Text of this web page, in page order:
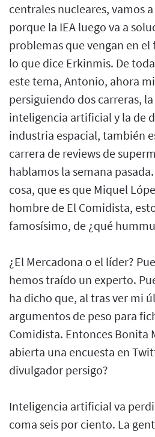
centrales nucleares, vamos
porque la IEA luego va a
problemas que vengan en
lo que dice Erkinmis. De
este tema, Antonio, ahora
persiguiendo dos carreras,
inteligencia artificial y la de
industria espacial, también
carrera de reviews de
hablamos la semana
cosa, que es que Miquel
hombre de El Comidista,
famosísimo, de ¿qué
¿El Mercadona o el líder?
hemos traído un experto.
ha dicho que, al tras ver mi
argumentos de peso para
Comidista. Entonces Bonita
abierta una encuesta en
divulgador persigo?
Inteligencia artificial va
coma seis por ciento. La